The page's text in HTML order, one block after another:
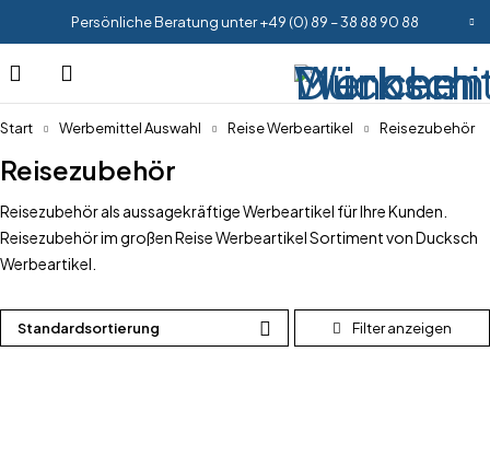
Persönliche Beratung unter +49 (0) 89 – 38 88 90 88
Start Werbemittel Auswahl Reise Werbeartikel Reisezubehör
Reisezubehör
Reisezubehör als aussagekräftige Werbeartikel für Ihre Kunden.
Reisezubehör im großen Reise Werbeartikel Sortiment von Ducksch
Werbeartikel.
Standardsortierung